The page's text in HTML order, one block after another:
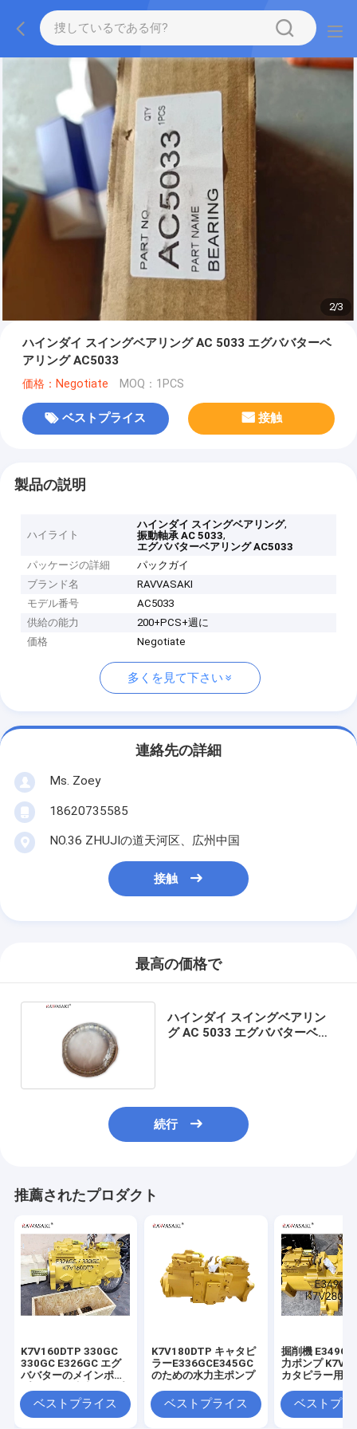
2/3
ハインダイ スイングベアリング AC 5033 エグババターベ
アリング AC5033
価格：Negotiate MOQ：1PCS
ベストプライス 接触
製品の説明
ハイライト
ハインダイ スイングベアリング,
振動軸承 AC 5033,
エグババターベアリング AC5033
パッケージの詳細
パックガイ
ブランド名
RAVVASAKI
モデル番号
AC5033
供給の能力
200+PCS+週に
価格
Negotiate
多くを見て下さい
連絡先の詳細
Ms. Zoey
18620735585
NO.36 ZHUJIの道天河区、広州中国
接触
最高の価格で
ハインダイ スイングベアリン
グ AC 5033 エグババターベア
続行
推薦されたプロダクト
K7V160DTP 330GC
330GC E326GC エグ
ババターのメインポン
ベストプライス
K7V180DTP キャタピ
ラーE336GCE345GC
のための水力主ポンプ
ベストプライス
掘削機
力ポンプ
カタピラー用
ベストプラ